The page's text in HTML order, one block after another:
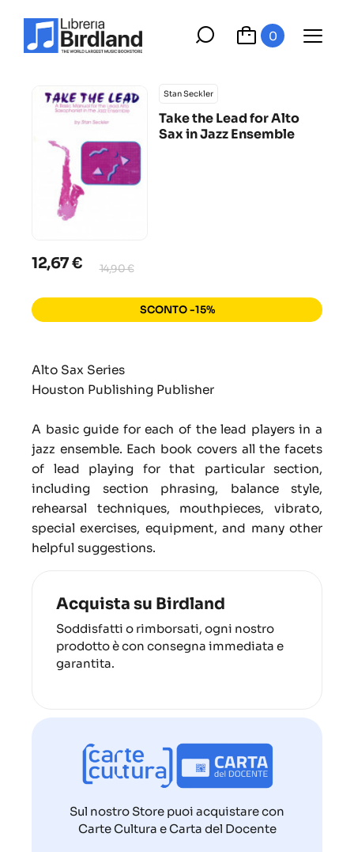
0
Stan Seckler
Take the Lead for Alto
Sax in Jazz Ensemble
12,67 € 14,90 €
SCONTO -15%
Alto Sax Series
Houston Publishing Publisher
A basic guide for each of the lead players in a
jazz ensemble. Each book covers all the facets
of lead playing for that particular section,
including section phrasing, balance style,
rehearsal techniques, mouthpieces, vibrato,
special exercises, equipment, and many other
helpful suggestions.
Acquista su Birdland
Soddisfatti o rimborsati, ogni nostro
prodotto è con consegna immediata e
garantita.
Sul nostro Store puoi acquistare con
Carte Cultura e Carta del Docente